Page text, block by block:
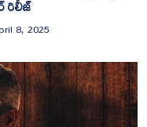
రిలీజ్
8, 2025